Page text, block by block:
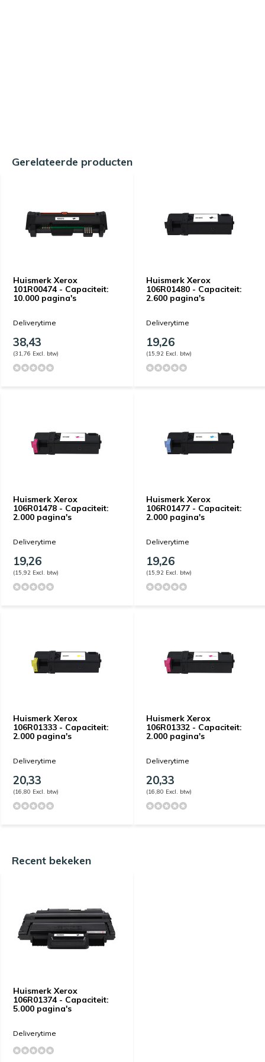
Gerelateerde producten
Huismerk Xerox
101R00474 - Capaciteit:
10.000 pagina's
Deliverytime
38,43
(31,76 Excl. btw)
Huismerk Xerox
106R01480 - Capaciteit:
2.600 pagina's
Deliverytime
19,26
(15,92 Excl. btw)
Huismerk Xerox
106R01478 - Capaciteit:
2.000 pagina's
Deliverytime
19,26
(15,92 Excl. btw)
Huismerk Xerox
106R01477 - Capaciteit:
2.000 pagina's
Deliverytime
19,26
(15,92 Excl. btw)
Huismerk Xerox
106R01333 - Capaciteit:
2.000 pagina's
Deliverytime
20,33
(16,80 Excl. btw)
Huismerk Xerox
106R01332 - Capaciteit:
2.000 pagina's
Deliverytime
20,33
(16,80 Excl. btw)
Recent bekeken
Huismerk Xerox
106R01374 - Capaciteit:
5.000 pagina's
Deliverytime